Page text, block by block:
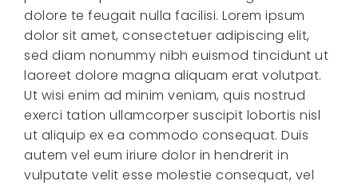
dolore te feugait nulla facilisi. Lorem ipsum
dolor sit amet, consectetuer adipiscing elit,
sed diam nonummy nibh euismod tincidunt ut
laoreet dolore magna aliquam erat volutpat.
Ut wisi enim ad minim veniam, quis nostrud
exerci tation ullamcorper suscipit lobortis nisl
ut aliquip ex ea commodo consequat. Duis
autem vel eum iriure dolor in hendrerit in
vulputate velit esse molestie consequat, vel